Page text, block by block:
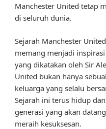
Manchester United tetap
di seluruh dunia.
Sejarah Manchester
memang menjadi
yang dikatakan oleh Sir
United bukan hanya
keluarga yang selalu
Sejarah ini terus hidup
generasi yang akan
meraih kesuksesan.